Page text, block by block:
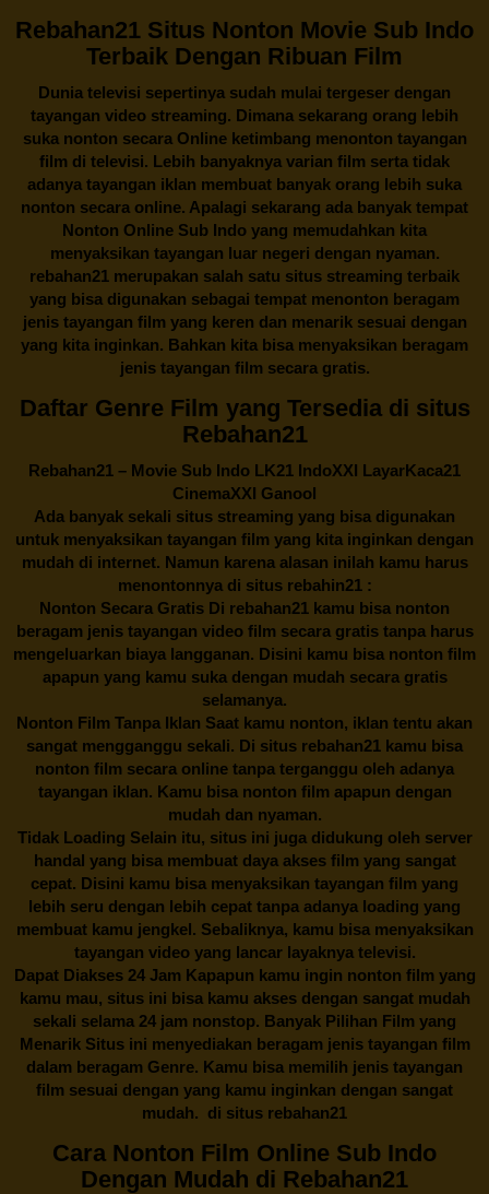
Rebahan21 Situs Nonton Movie Sub Indo
Terbaik Dengan Ribuan Film
Dunia televisi sepertinya sudah mulai tergeser dengan
tayangan video streaming. Dimana sekarang orang lebih
suka nonton secara Online ketimbang menonton tayangan
film di televisi. Lebih banyaknya varian film serta tidak
adanya tayangan iklan membuat banyak orang lebih suka
nonton secara online. Apalagi sekarang ada banyak tempat
Nonton Online Sub Indo yang memudahkan kita
menyaksikan tayangan luar negeri dengan nyaman.
rebahan21 merupakan salah satu situs streaming terbaik
yang bisa digunakan sebagai tempat menonton beragam
jenis tayangan film yang keren dan menarik sesuai dengan
yang kita inginkan. Bahkan kita bisa menyaksikan beragam
jenis tayangan film secara gratis.
Daftar Genre Film yang Tersedia di situs
Rebahan21
Rebahan21 – Movie Sub Indo LK21 IndoXXI LayarKaca21
CinemaXXI Ganool
Ada banyak sekali situs streaming yang bisa digunakan
untuk menyaksikan tayangan film yang kita inginkan dengan
mudah di internet. Namun karena alasan inilah kamu harus
menontonnya di situs rebahin21 :
Nonton Secara Gratis Di rebahan21 kamu bisa nonton
beragam jenis tayangan video film secara gratis tanpa harus
mengeluarkan biaya langganan. Disini kamu bisa nonton film
apapun yang kamu suka dengan mudah secara gratis
selamanya.
Nonton Film Tanpa Iklan Saat kamu nonton, iklan tentu akan
sangat mengganggu sekali. Di situs rebahan21 kamu bisa
nonton film secara online tanpa terganggu oleh adanya
tayangan iklan. Kamu bisa nonton film apapun dengan
mudah dan nyaman.
Tidak Loading Selain itu, situs ini juga didukung oleh server
handal yang bisa membuat daya akses film yang sangat
cepat. Disini kamu bisa menyaksikan tayangan film yang
lebih seru dengan lebih cepat tanpa adanya loading yang
membuat kamu jengkel. Sebaliknya, kamu bisa menyaksikan
tayangan video yang lancar layaknya televisi.
Dapat Diakses 24 Jam Kapapun kamu ingin nonton film yang
kamu mau, situs ini bisa kamu akses dengan sangat mudah
sekali selama 24 jam nonstop. Banyak Pilihan Film yang
Menarik Situs ini menyediakan beragam jenis tayangan film
dalam beragam Genre. Kamu bisa memilih jenis tayangan
film sesuai dengan yang kamu inginkan dengan sangat
mudah. di situs rebahan21
Cara Nonton Film Online Sub Indo
Dengan Mudah di Rebahan21